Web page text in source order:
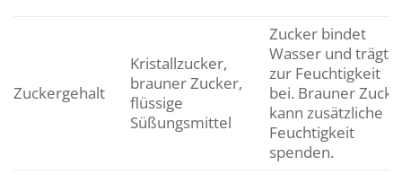
Zuckergehalt
Kristallzucker,
brauner Zucker,
flüssige
Süßungsmittel
Zucker bindet
Wasser und trägt
zur Feuchtigkeit
bei. Brauner
kann zusätzliche
Feuchtigkeit
spenden.